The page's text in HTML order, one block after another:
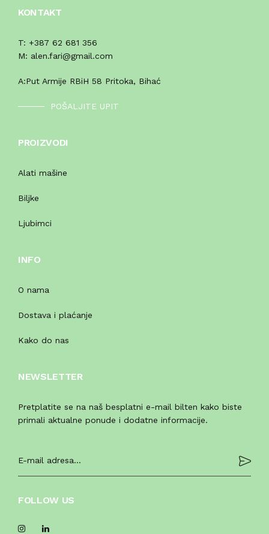
KONTAKT
T: +387 62 681 356
M: alen.fari@gmail.com
A:Put Armije RBiH 58 Pritoka, Bihać
POŠALJITE UPIT
PROIZVODI
Alati mašine
Biljke
Ljubimci
INFO
O nama
Dostava i plaćanje
Kako do nas
NEWSLETTER
Pretplatite se na naš besplatni e-mail bilten kako biste
primali aktualne ponude i dodatne informacije.
FOLLOW US